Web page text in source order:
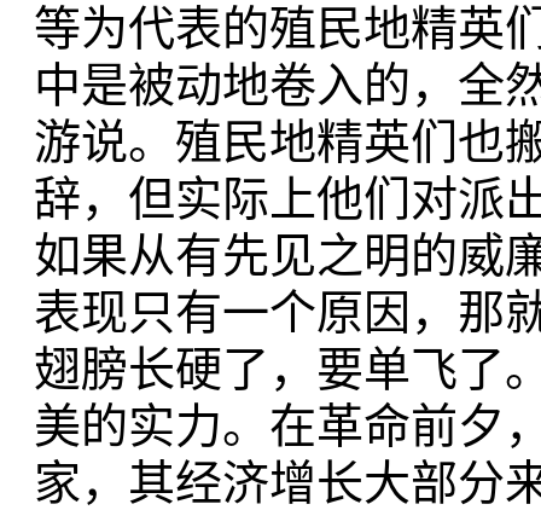
等为代表的殖民地精英
中是被动地卷入的，全
游说。殖民地精英们也
辞，但实际上他们对派
如果从有先见之明的威
表现只有一个原因，那
翅膀长硬了，要单飞了
美的实力。在革命前夕
家，其经济增长大部分